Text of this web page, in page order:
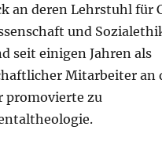
an deren Lehrstuhl für
und
seit einigen Jahren als
Mitarbeiter an
promovierte zu